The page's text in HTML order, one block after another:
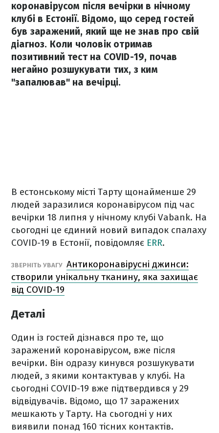
коронавірусом після вечірки в нічному
клубі в Естонії. Відомо, що серед гостей
був заражений, який ще не знав про свій
діагноз. Коли чоловік отримав
позитивний тест на COVID-19, почав
негайно розшукувати тих, з ким
"запалював" на вечірці.
В естонському місті Тарту щонайменше 29
людей заразилися коронавірусом під час
вечірки 18 липня у нічному клубі Vabank. На
сьогодні це єдиний новий випадок спалаху
COVID-19 в Естонії, повідомляє ERR.
ЗВЕРНІТЬ УВАГУ Антикоронавірусні джинси:
створили унікальну тканину, яка захищає
від COVID-19
Деталі
Один із гостей дізнався про те, що
заражений коронавірусом, вже після
вечірки. Він одразу кинувся розшукувати
людей, з якими контактував у клубі. На
сьогодні COVID-19 вже підтвердився у 29
відвідувачів. Відомо, що 17 заражених
мешкають у Тарту. На сьогодні у них
виявили понад 160 тісних контактів.